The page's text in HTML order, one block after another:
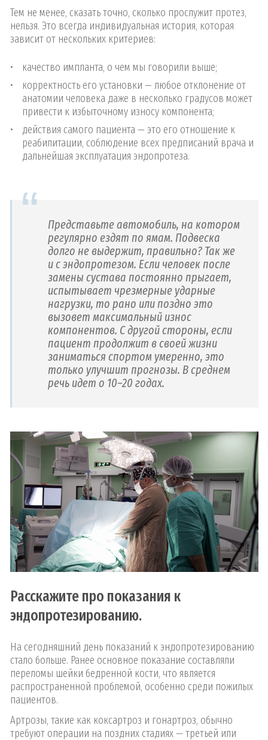
Тем не менее, сказать точно, сколько прослужит протез,
нельзя. Это всегда индивидуальная история, которая
зависит от нескольких критериев:
качество импланта, о чем мы говорили выше;
корректность его установки — любое отклонение от
анатомии человека даже в несколько градусов может
привести к избыточному износу компонента;
действия самого пациента — это его отношение к
реабилитации, соблюдение всех предписаний врача и
дальнейшая эксплуатация эндопротеза.
Представьте автомобиль, на котором
регулярно ездят по ямам. Подвеска
долго не выдержит, правильно? Так же
и с эндопротезом. Если человек после
замены сустава постоянно прыгает,
испытывает чрезмерные ударные
нагрузки, то рано или поздно это
вызовет максимальный износ
компонентов. С другой стороны, если
пациент продолжит в своей жизни
заниматься спортом умеренно, это
только улучшит прогнозы. В среднем
речь идет о 10–20 годах.
Расскажите про показания к
эндопротезированию.
На сегодняшний день показаний к эндопротезированию
стало больше. Ранее основное показание составляли
переломы шейки бедренной кости, что является
распространенной проблемой, особенно среди пожилых
пациентов.
Артрозы, такие как коксартроз и гонартроз, обычно
требуют операции на поздних стадиях — третьей или